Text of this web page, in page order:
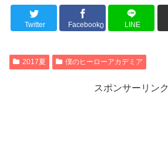
Powered by livedoor 相互RSS
Twitter Facebook0 LINE
2017夏 僕のヒーローアカデミア
スポンサーリンク